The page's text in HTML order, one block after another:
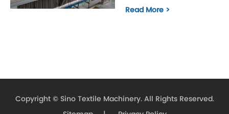
Read More >
Copyright © Sino Textile Machinery.All Rights Reserved.